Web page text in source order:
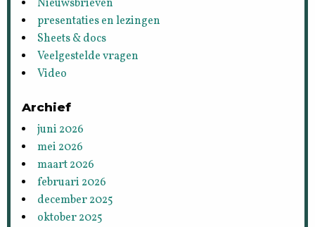
Nieuwsbrieven
presentaties en lezingen
Sheets & docs
Veelgestelde vragen
Video
Archief
juni 2026
mei 2026
maart 2026
februari 2026
december 2025
oktober 2025